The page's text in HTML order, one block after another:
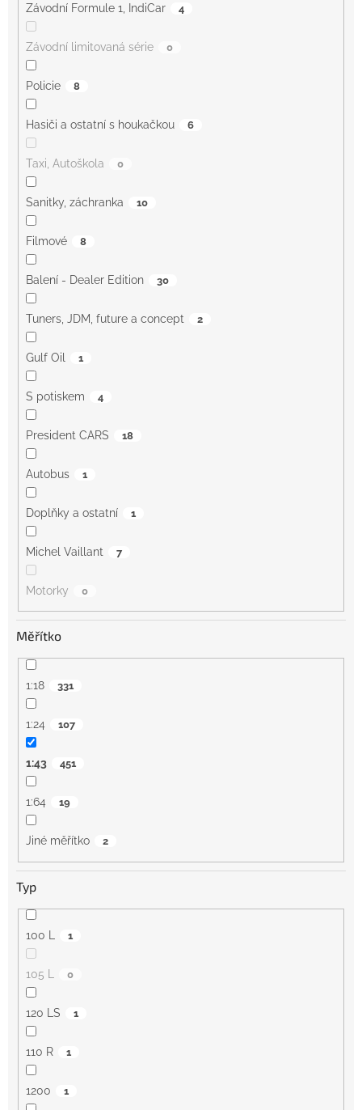
Závodní Formule 1, IndiCar 4
Závodní limitovaná série 0
Policie 8
Hasiči a ostatní s houkačkou 6
Taxi, Autoškola 0
Sanitky, záchranka 10
Filmové 8
Balení - Dealer Edition 30
Tuners, JDM, future a concept 2
Gulf Oil 1
S potiskem 4
President CARS 18
Autobus 1
Doplňky a ostatní 1
Michel Vaillant 7
Motorky 0
Měřítko
1:18 331
1:24 107
1:43 451
1:64 19
Jiné měřítko 2
Typ
100 L 1
105 L 0
120 LS 1
110 R 1
1200 1